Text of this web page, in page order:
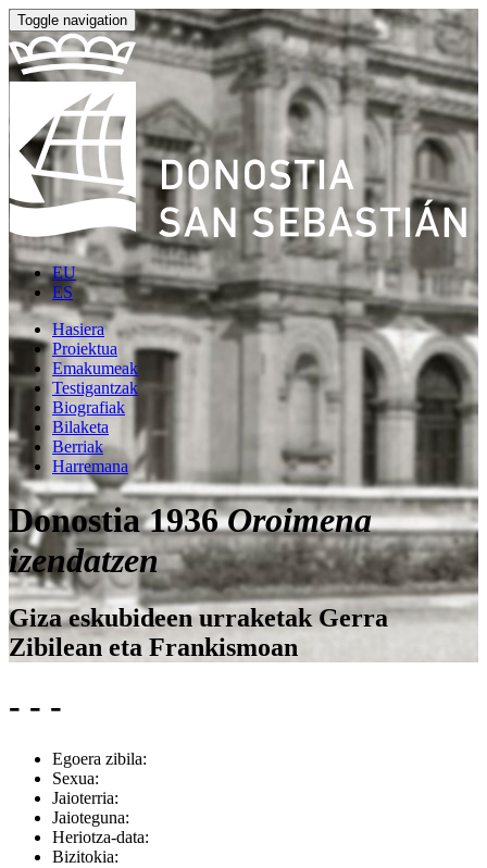
Toggle navigation
EU
ES
Hasiera
Proiektua
Emakumeak
Testigantzak
Biografiak
Bilaketa
Berriak
Harremana
Donostia 1936Oroimena
izendatzen
Giza eskubideen urraketak Gerra
Zibilean eta Frankismoan
- - -
Egoera zibila:
Sexua:
Jaioterria:
Jaioteguna:
Heriotza-data:
Bizitokia: